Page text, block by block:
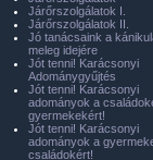
Járőrszolgálatok I.
Járőrszolgálatok II.
Jó tanácsaink a
meleg idejére
Jót tenni! Karácsonyi
Adománygyűjtés
Jót tenni! Karácsonyi
adományok a
gyermekekért!
Jót tenni! Karácsonyi
adományok a
családokért!